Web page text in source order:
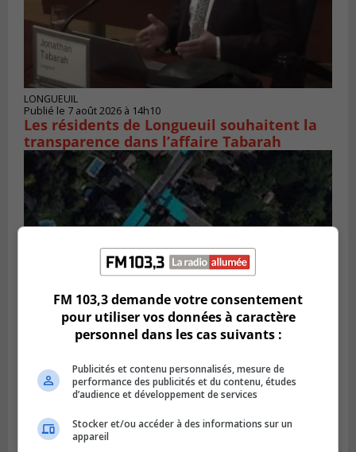
LONGUEUIL
Publié le 7 août 2026 à 14h10
Les résidents de Longueuil souhaitent la
transparence dans l’affaire Tabarah
Publié le 6 août 2026 à 13h45
Greenfield Park veut s’armer contre les
fortes
FM 103,3 demande votre consentement
pour utiliser vos données à caractère
personnel dans les cas suivants :
Publicités et contenu personnalisés, mesure de
performance des publicités et du contenu, études
d’audience et développement de services
Stocker et/ou accéder à des informations sur un
appareil